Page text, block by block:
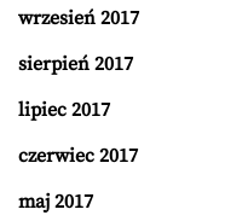
wrzesień 2017
sierpień 2017
lipiec 2017
czerwiec 2017
maj 2017